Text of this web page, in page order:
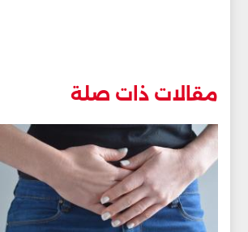
مقالات ذات صلة